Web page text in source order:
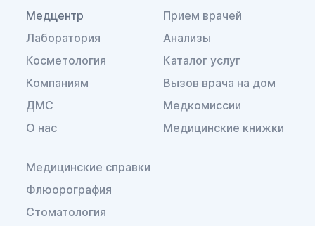
Медцентр
Лаборатория
Косметология
Компаниям
ДМС
О нас
Прием врачей
Анализы
Каталог услуг
Вызов врача на дом
Медкомиссии
Медицинские книжки
Медицинские справки
Флюорография
Стоматология